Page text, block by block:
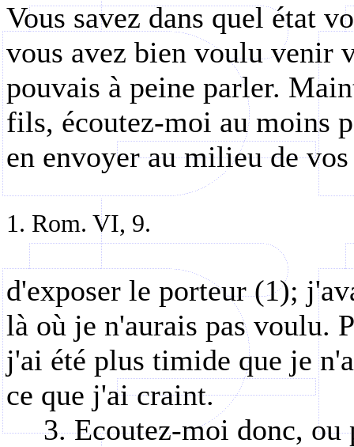
Vous savez dans quel état
vous avez bien voulu venir
pouvais à peine parler.
fils, écoutez-moi au moins
en envoyer au milieu de
1. Rom. VI, 9.
d'exposer le porteur (1);
là où je n'aurais pas voulu.
j'ai été plus timide que je
ce que j'ai craint.
3. Ecoutez-moi donc, ou